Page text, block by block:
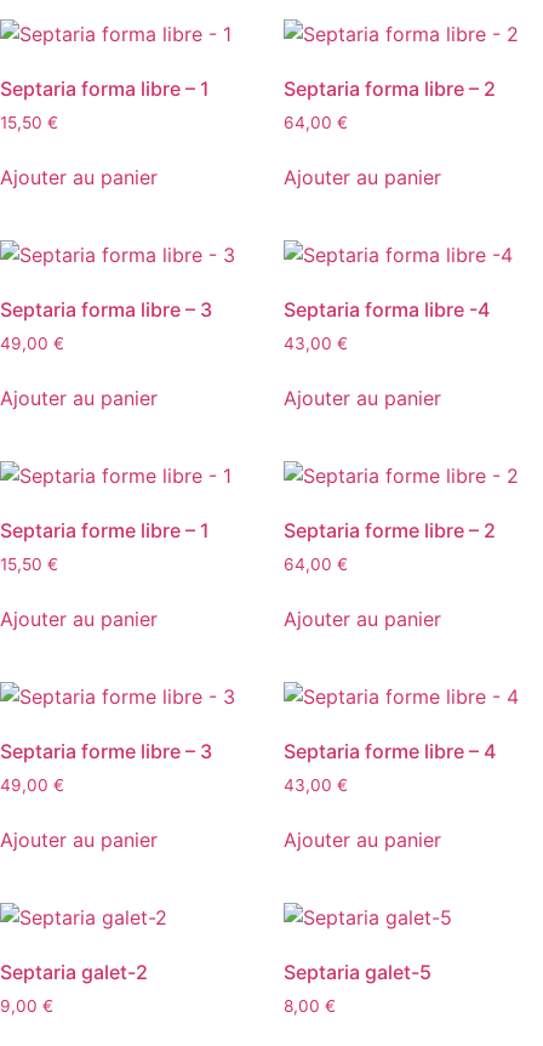
Septaria forma libre – 1
15,50 €
Ajouter au panier
Septaria forma libre – 2
64,00 €
Ajouter au panier
Septaria forma libre – 3
49,00 €
Ajouter au panier
Septaria forma libre -4
43,00 €
Ajouter au panier
Septaria forme libre – 1
15,50 €
Ajouter au panier
Septaria forme libre – 2
64,00 €
Ajouter au panier
Septaria forme libre – 3
49,00 €
Ajouter au panier
Septaria forme libre – 4
43,00 €
Ajouter au panier
Septaria galet-2
9,00 €
Septaria galet-5
8,00 €